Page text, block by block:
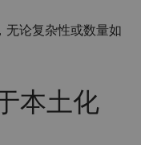
无论复杂性或数量如
本土化